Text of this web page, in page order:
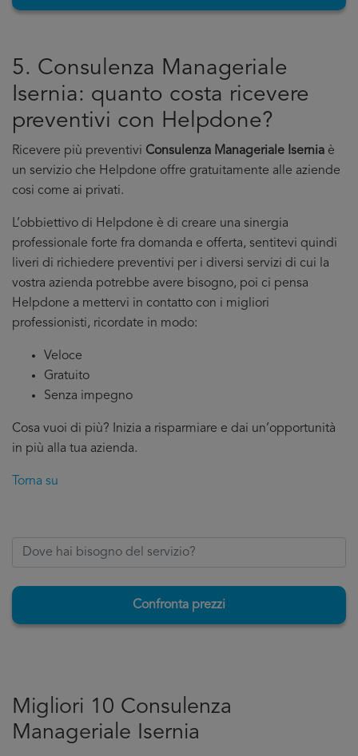
5. Consulenza Manageriale
Isernia: quanto costa ricevere
preventivi con Helpdone?
Ricevere più preventivi Consulenza Manageriale Isernia è
un servizio che Helpdone offre gratuitamente alle aziende
cosi come ai privati.
L’obbiettivo di Helpdone è di creare una sinergia
professionale forte fra domanda e offerta, sentitevi quindi
liveri di richiedere preventivi per i diversi servizi di cui la
vostra azienda potrebbe avere bisogno, poi ci pensa
Helpdone a mettervi in contatto con i migliori
professionisti, ricordate in modo:
Veloce
Gratuito
Senza impegno
Cosa vuoi di più? Inizia a risparmiare e dai un’opportunità
in più alla tua azienda.
Torna su
Confronta prezzi
Migliori 10 Consulenza
Manageriale Isernia